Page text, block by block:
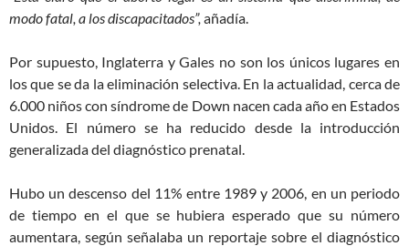
modo fatal, a los discapacitados”, añadía.
Por supuesto, Inglaterra y Gales no son los únicos lugares en
los que se da la eliminación selectiva. En la actualidad, cerca de
6.000 niños con síndrome de Down nacen cada año en Estados
Unidos. El número se ha reducido desde la introducción
generalizada del diagnóstico prenatal.
Hubo un descenso del 11% entre 1989 y 2006, en un periodo
de tiempo en el que se hubiera esperado que su número
aumentara, según señalaba un reportaje sobre el diagnóstico